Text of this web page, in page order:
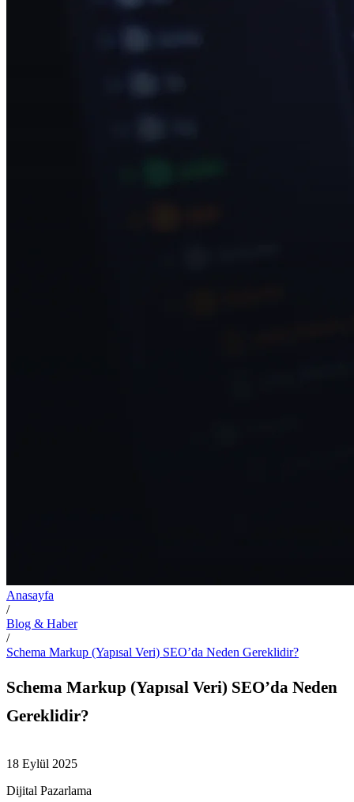
Anasayfa
/
Blog & Haber
/
Schema Markup (Yapısal Veri) SEO’da Neden Gereklidir?
Schema Markup (Yapısal Veri) SEO’da Neden
Gereklidir?
18 Eylül 2025
Dijital Pazarlama